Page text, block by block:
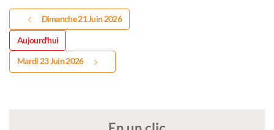
Dimanche 21 Juin 2026
Aujourd'hui
Mardi 23 Juin 2026